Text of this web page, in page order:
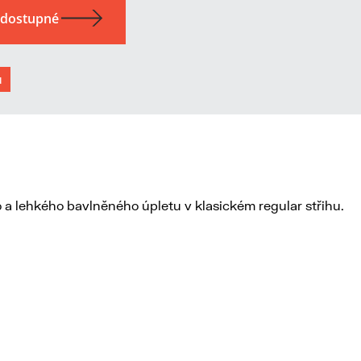
lehkého bavlněného úpletu v klasickém regular střihu.